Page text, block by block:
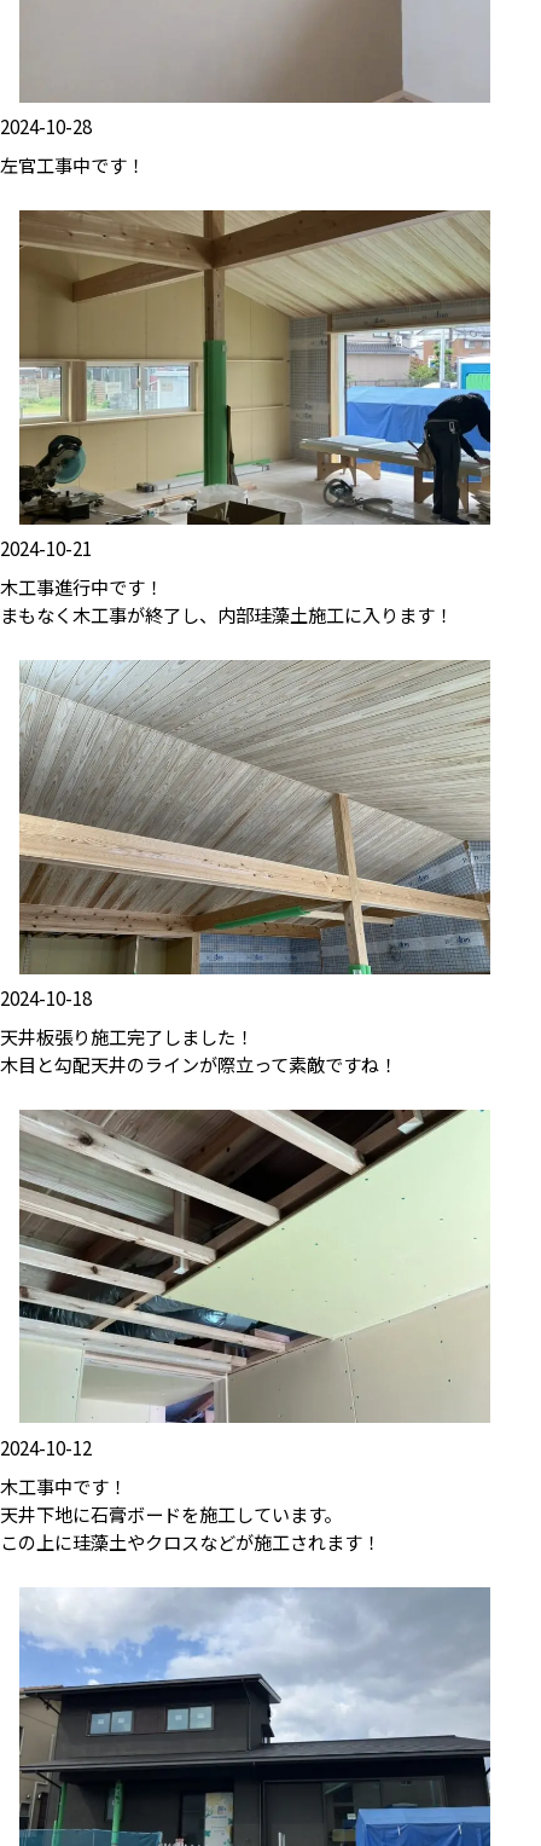
2024-10-28
左官工事中です！
2024-10-21
木工事進行中です！
まもなく木工事が終了し、内部珪藻土施工に入ります！
2024-10-18
天井板張り施工完了しました！
木目と勾配天井のラインが際立って素敵ですね！
2024-10-12
木工事中です！
天井下地に石膏ボードを施工しています。
この上に珪藻土やクロスなどが施工されます！